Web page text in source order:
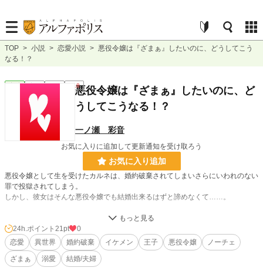
TOP > 小説 > 恋愛小説 > 悪役令嬢は『ざまぁ』したいのに、どうしてこう
なる！？
恋愛 完結 長編 R18悪役令嬢は『ざまぁ』したいのに、ど
うしてこうなる！？
一ノ瀬 彩音
お気に入りに追加して更新通知を受け取ろう
お気に入り追加
悪役令嬢として生を受けたカルネは、婚約破棄されてしまいさらにいわれのない
罪で投獄されてしまう。
しかし、彼女はそんな悪役令嬢でも結婚出来るはずと諦めなくて……。
※この物語はフィクションです。
R18作品ですので性描写などが苦手なお方や未成年のお方はご遠慮下さい。
小説 26,206 位 / 228,850 件
24h.ポイント 21pt
0
恋愛
異世界 婚約破棄 イケメン 王子 悪役令嬢
ノーチェ
ざまぁ
溺愛 結婚/夫婦